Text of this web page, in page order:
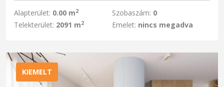
Alapterület: 0.00 m2
Telekterület: 2091 m2
Szobaszám: 0
Emelet: nincs megadva
KIEMELT